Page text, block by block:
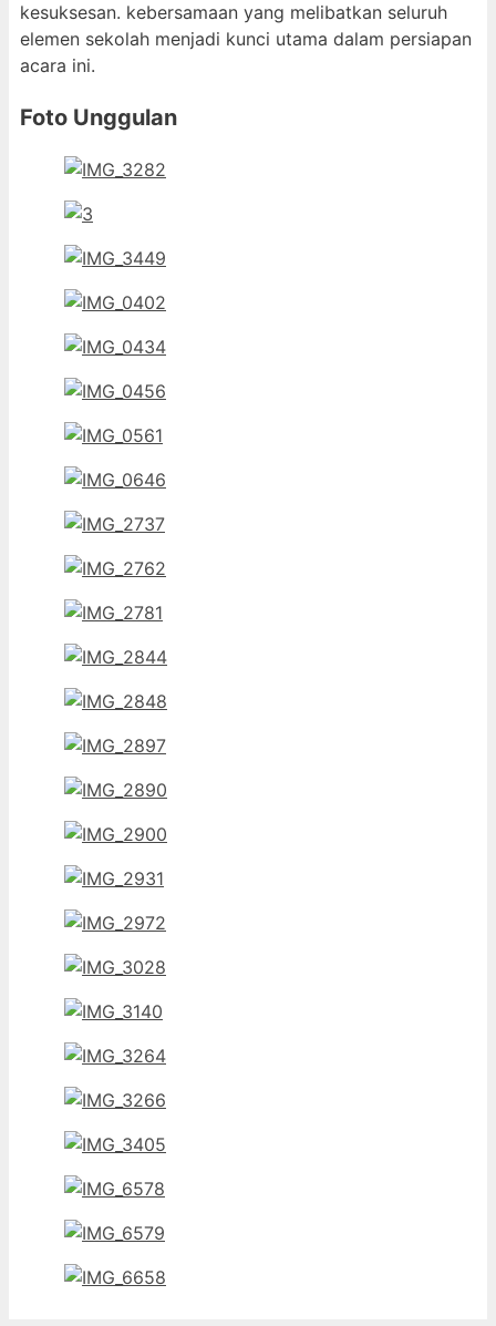
kesuksesan. kebersamaan yang melibatkan seluruh
elemen sekolah menjadi kunci utama dalam persiapan
acara ini.
Foto Unggulan